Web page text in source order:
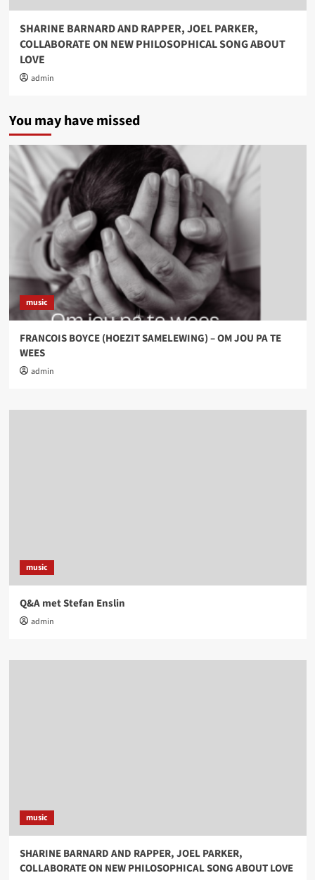
SHARINE BARNARD AND RAPPER, JOEL PARKER,
COLLABORATE ON NEW PHILOSOPHICAL SONG ABOUT
LOVE
admin
You may have missed
music
FRANCOIS BOYCE (HOEZIT SAMELEWING) – OM JOU PA TE
WEES
admin
music
Q&A met Stefan Enslin
admin
music
SHARINE BARNARD AND RAPPER, JOEL PARKER,
COLLABORATE ON NEW PHILOSOPHICAL SONG ABOUT LOVE